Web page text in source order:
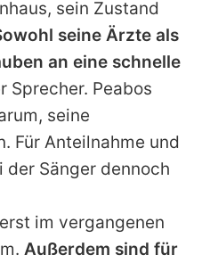
sein Zustand
seine Ärzte als
an eine schnelle
Sprecher. Peabos
seine
Für Anteilnahme und
der Sänger dennoch
im vergangenen
Außerdem sind für